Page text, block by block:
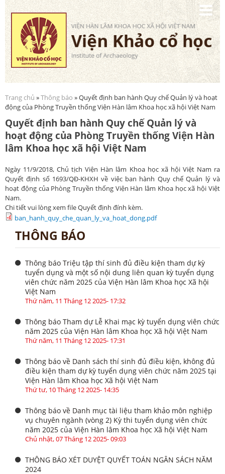
Nhảy
đến
nội
dung
Bạn đang ở đây
Trang chủ »Thông báo » Quyết định ban hành Quy chế Quản lý và hoạt
động của Phòng Truyền thống Viện Hàn lâm Khoa học xã hội Việt Nam
Quyết định ban hành Quy chế Quản lý và
hoạt động của Phòng Truyền thống Viện Hàn
lâm Khoa học xã hội Việt Nam
Ngày 11/9/2018, Chủ tịch Viện Hàn lâm Khoa học xã hội Việt Nam ra
Quyết định số 1693/QĐ-KHXH về việc ban hành Quy chế Quản lý và
hoạt động của Phòng Truyền thống Viện Hàn lâm Khoa học xã hội Việt
Nam.
Chi tiết vui lòng xem file Quyết định đính kèm.
ban_hanh_quy_che_quan_ly_va_hoat_dong.pdf
THÔNG BÁO
Thông báo Triệu tập thí sinh đủ điều kiện tham dự kỳ
tuyển dụng và một số nội dung liên quan kỳ tuyển dụng
viên chức năm 2025 của Viện Hàn lâm Khoa học Xã hội
Việt Nam
Thứ năm, 11 Tháng 12 2025- 17:32
Thông báo Tham dự Lễ Khai mạc kỳ tuyển dụng viên chức
năm 2025 của Viện Hàn lâm Khoa học Xã hội Việt Nam
Thứ năm, 11 Tháng 12 2025- 17:31
Thông báo về Danh sách thí sinh đủ điều kiện, không đủ
điều kiện tham dự kỳ tuyển dụng viên chức năm 2025 tại
Viện Hàn lâm Khoa học Xã hội Việt Nam
Thứ tư, 10 Tháng 12 2025- 14:35
Thông báo về Danh mục tài liệu tham khảo môn nghiệp
vụ chuyên ngành (vòng 2) Kỳ thi tuyển dụng viên chức
năm 2025 của Viện Hàn lâm Khoa học Xã hội Việt Nam
Chủ nhật, 07 Tháng 12 2025- 09:03
THÔNG BÁO XÉT DUYỆT QUYẾT TOÁN NGÂN SÁCH NĂM
2024